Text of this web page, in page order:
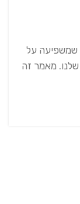
שמשפיעה על
מאמר זה